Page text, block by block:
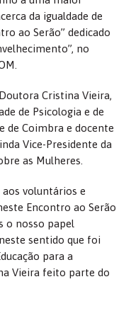
da igualdade de
ao Serão” dedicado
no
Cristina Vieira,
de Psicologia e de
de Coimbra e docente
Vice-Presidente da
as Mulheres.
voluntários e
Encontro ao Serão
o nosso papel
sentido que foi
para a
Vieira feito parte do